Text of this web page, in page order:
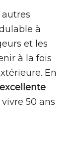
à
et les
à la fois
En
50 ans